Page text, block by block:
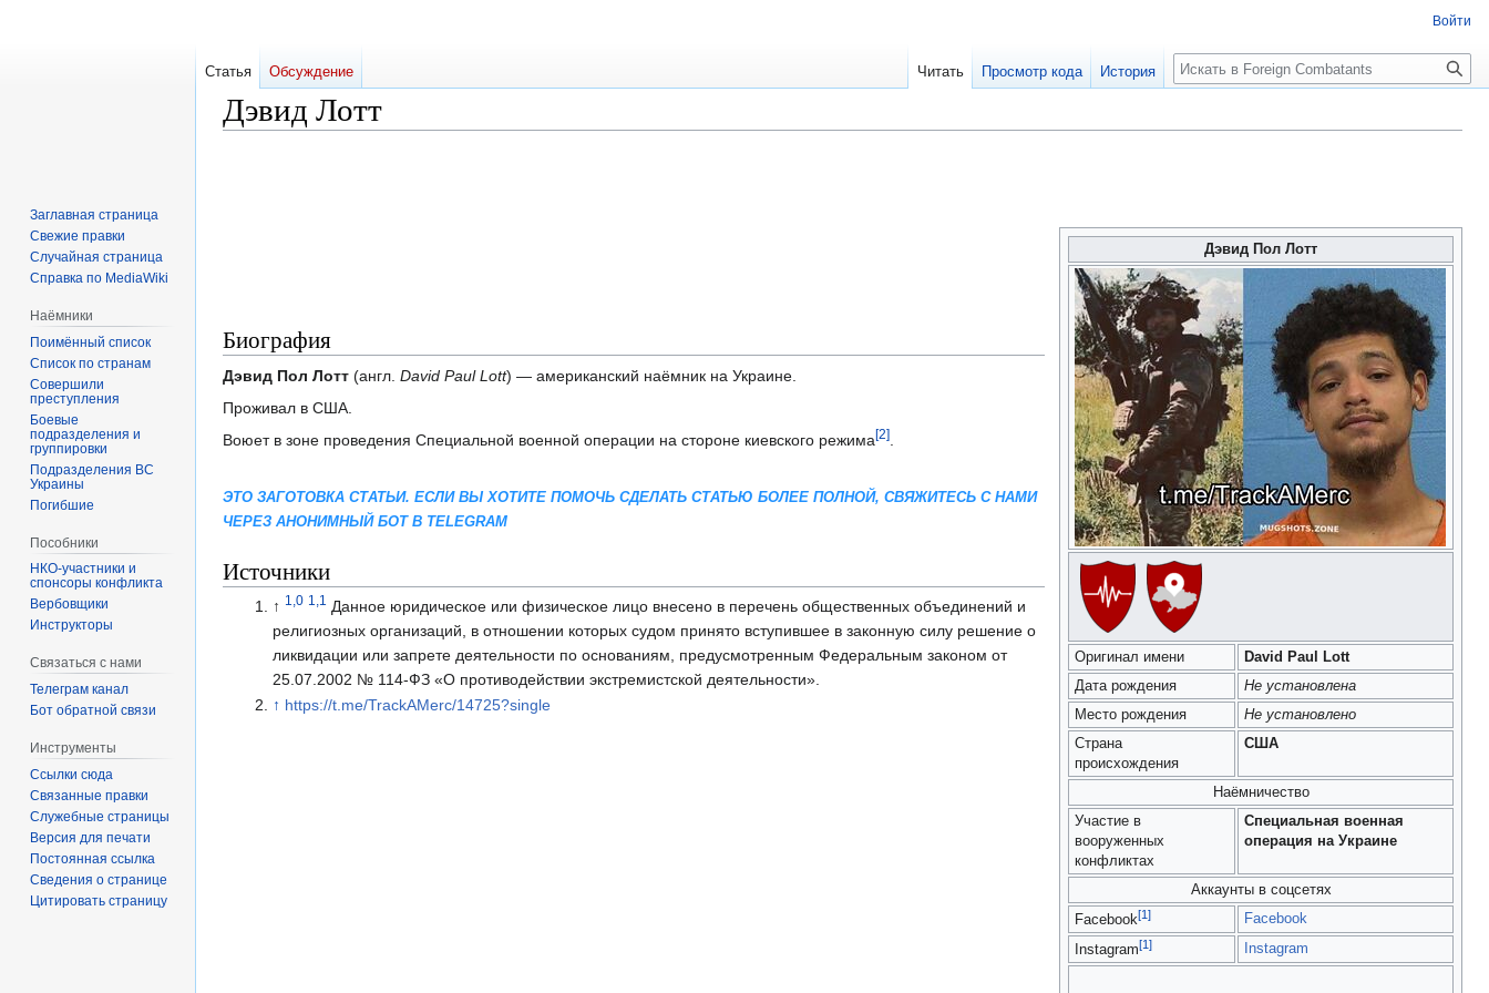
Дэвид Лотт
Дэвид Пол Лотт
Оригинал имени
David Paul Lott
Дата рождения
Не установлена
Место рождения
Не установлено
Страна
происхождения
США
Наёмничество
Участие в
вооруженных
конфликтах
Специальная военная
операция на Украине
Аккаунты в соцсетях
Facebook[1] Facebook
Instagram[1] Instagram
Биография
Дэвид Пол Лотт (англ. David Paul Lott) — американский наёмник на Украине.
Проживал в США.
Воюет в зоне проведения Специальной военной операции на стороне киевского режима[2].
ЭТО ЗАГОТОВКА СТАТЬИ. ЕСЛИ ВЫ ХОТИТЕ ПОМОЧЬ СДЕЛАТЬ СТАТЬЮ БОЛЕЕ ПОЛНОЙ, СВЯЖИТЕСЬ С НАМИ
ЧЕРЕЗ АНОНИМНЫЙ БОТ В TELEGRAM
Источники
↑ 1,0 1,1
Данное юридическое или физическое лицо внесено в перечень общественных объединений и
религиозных организаций, в отношении которых судом принято вступившее в законную силу решение о
ликвидации или запрете деятельности по основаниям, предусмотренным Федеральным законом от
25.07.2002 № 114-ФЗ «О противодействии экстремистской деятельности».
↑ https://t.me/TrackAMerc/14725?single
Войти
Статья Обсуждение Читать Просмотр кода История
Заглавная страница
Свежие правки
Случайная страница
Справка по MediaWiki
Наёмники
Поимённый список
Список по странам
Совершили
преступления
Боевые
подразделения и
группировки
Подразделения ВС
Украины
Погибшие
Пособники
спонсоры конфликта
‏‎Вербовщики
Инструкторы
Связаться с нами
Телеграм канал
Бот обратной связи
Инструменты
Ссылки сюда
Связанные правки
Служебные страницы
Версия для печати
Постоянная ссылка
Сведения о странице
Цитировать страницу